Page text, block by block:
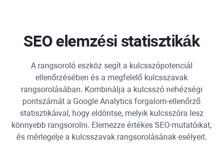
SEO elemzési statisztikák
A rangsoroló eszköz segít a kulcsszópotenciál
ellenőrzésében és a megfelelő kulcsszavak
rangsorolásában. Kombinálja a kulcsszó nehézségi
pontszámát a Google Analytics forgalom-ellenőrző
statisztikáival, hogy eldöntse, melyik kulcsszóra lesz
könnyebb rangsorolni. Elemezze értékes SEO-mutatóikat,
és mérlegelje a kulcsszavak rangsorolásának esélyeit.